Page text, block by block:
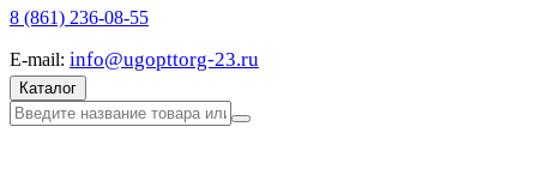
8 (861) 236-08-55
E-mail: info@ugopttorg-23.ru
Каталог